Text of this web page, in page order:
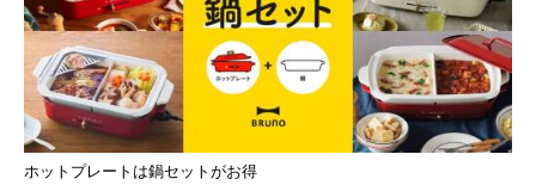
ホットプレートは鍋セットがお得